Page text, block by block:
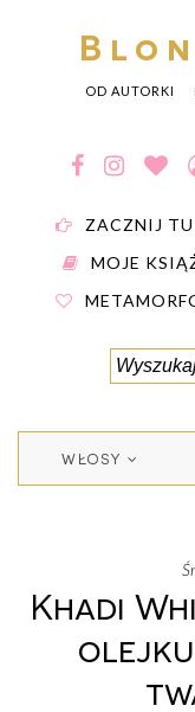
OD AUTORKI
ZACZNIJ
MOJE
WŁOSY
Khadi
olejku